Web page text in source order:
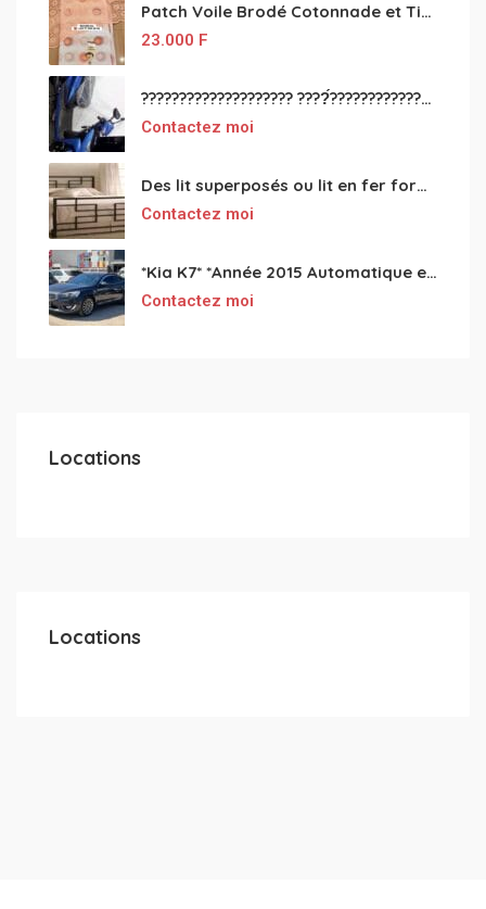
Patch Voile Brodé Cotonnade et Tinu Minu de l’Inde ???????? ????
23.000 F
???????????????????? ????́???????????????????????????????????????? à vendre
Contactez moi
Des lit superposés ou lit en fer forgé grande classes disponible
Contactez moi
*Kia K7* *Année 2015 Automatique essence ⛽️ 4 cylindres 2.0
Contactez moi
Locations
Locations